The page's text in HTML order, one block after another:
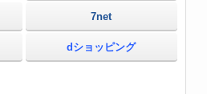
7net
dショッピング